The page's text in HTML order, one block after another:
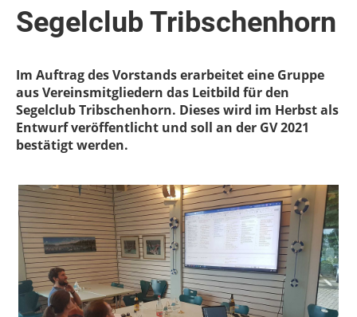
Segelclub Tribschenhorn
Im Auftrag des Vorstands erarbeitet eine Gruppe
aus Vereinsmitgliedern das Leitbild für den
Segelclub Tribschenhorn. Dieses wird im Herbst als
Entwurf veröffentlicht und soll an der GV 2021
bestätigt werden.